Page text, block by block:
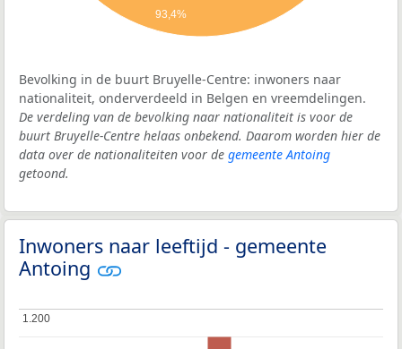
93,4%
Bevolking in de buurt Bruyelle-Centre: inwoners naar
nationaliteit, onderverdeeld in Belgen en vreemdelingen.
De verdeling van de bevolking naar nationaliteit is voor de
buurt Bruyelle-Centre helaas onbekend. Daarom worden hier de
data over de nationaliteiten voor de gemeente Antoing
getoond.
Inwoners naar leeftijd - gemeente
Antoing
1.200
1.200